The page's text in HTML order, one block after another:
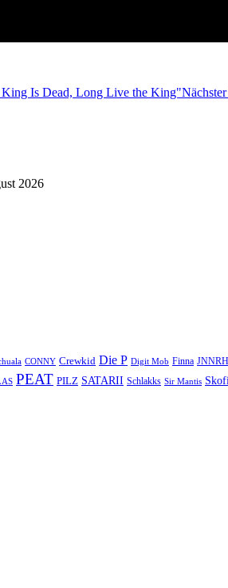
Is Dead, Long Live the King"
2026
CONNY Crewkid Die P Digit Mob Finna
PEAT PILZ SATARII Schlakks Sir Mantis Skofi